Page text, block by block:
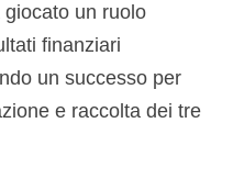
un ruolo
finanziari
un successo per
e raccolta dei tre